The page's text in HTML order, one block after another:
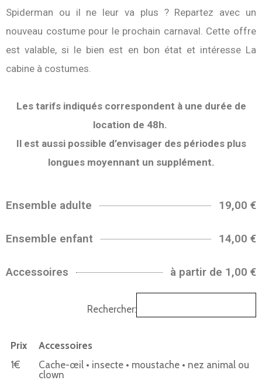
Spiderman ou il ne leur va plus ? Repartez avec un
nouveau costume pour le prochain carnaval. Cette offre
est valable, si le bien est en bon état et intéresse La
cabine à costumes.
Les tarifs indiqués correspondent à une durée de
location de 48h.
Il est aussi possible d’envisager des périodes plus
longues moyennant un supplément.
Ensemble adulte 19,00 €
Ensemble enfant 14,00 €
Accessoires à partir de 1,00 €
Rechercher:
Prix
Accessoires
1€
Cache-œil • insecte • moustache • nez animal ou
clown